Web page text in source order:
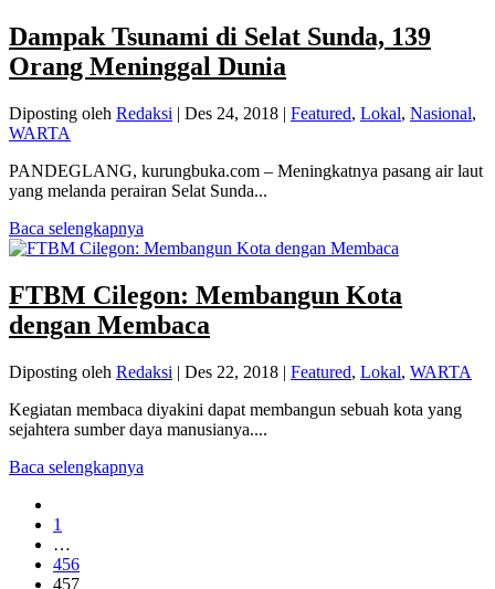
Dampak Tsunami di Selat Sunda, 139
Orang Meninggal Dunia
Diposting oleh Redaksi | Des 24, 2018 | Featured, Lokal, Nasional,
WARTA
PANDEGLANG, kurungbuka.com – Meningkatnya pasang air laut
yang melanda perairan Selat Sunda...
Baca selengkapnya
FTBM Cilegon: Membangun Kota
dengan Membaca
Diposting oleh Redaksi | Des 22, 2018 | Featured, Lokal, WARTA
Kegiatan membaca diyakini dapat membangun sebuah kota yang
sejahtera sumber daya manusianya....
Baca selengkapnya
1
…
456
457